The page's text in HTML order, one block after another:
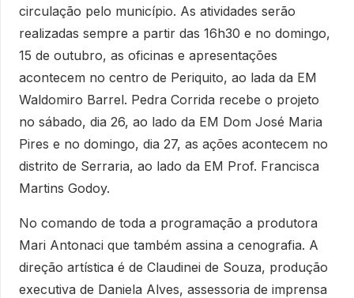
circulação pelo município. As atividades serão
realizadas sempre a partir das 16h30 e no domingo,
15 de outubro, as oficinas e apresentações
acontecem no centro de Periquito, ao lada da EM
Waldomiro Barrel. Pedra Corrida recebe o projeto
no sábado, dia 26, ao lado da EM Dom José Maria
Pires e no domingo, dia 27, as ações acontecem no
distrito de Serraria, ao lado da EM Prof. Francisca
Martins Godoy.
No comando de toda a programação a produtora
Mari Antonaci que também assina a cenografia. A
direção artística é de Claudinei de Souza, produção
executiva de Daniela Alves, assessoria de imprensa